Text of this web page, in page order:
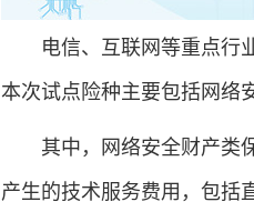
电信、互联网等重点行业
本次试点险种主要包括网络
其中，网络安全财产类保
产生的技术服务费用，包括